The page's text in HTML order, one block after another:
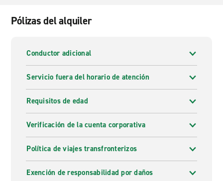
Pólizas del alquiler
Conductor adicional
Servicio fuera del horario de atención
Requisitos de edad
Verificación de la cuenta corporativa
Política de viajes transfronterizos
Exención de responsabilidad por daños